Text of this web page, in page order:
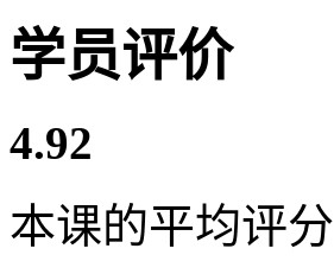
学员评价
4.92
本课的平均评分